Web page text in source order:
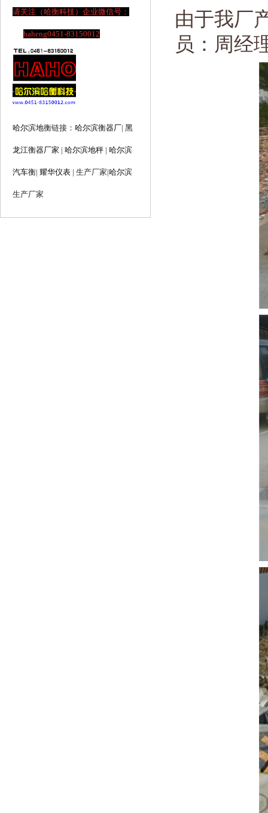
请关注（哈衡科技）企业微信号：
haheng0451-83150012
哈尔滨地衡链接： 哈尔滨衡器厂| 黑
龙江衡器厂家 | 哈尔滨地秤 | 哈尔滨
汽车衡| 耀华仪表 | 生产厂家|哈尔滨
生产厂家
由于我厂
员：周经